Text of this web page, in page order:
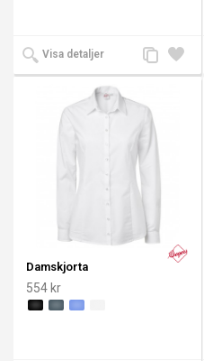
Visa detaljer
Lägg
till i
Lägg
till
Damskjorta
554 kr